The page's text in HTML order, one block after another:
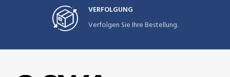
VERFOLGUNG
Verfolgen Sie Ihre Bestellung.